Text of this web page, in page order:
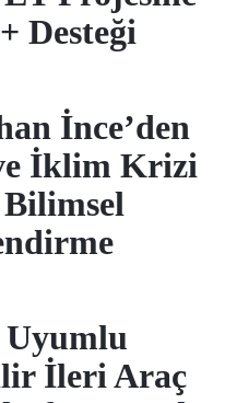
Desteği
İnce’den
İklim Krizi
Uyumlu
İleri Araç